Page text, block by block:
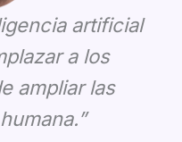
artificial
a los
ampliar las